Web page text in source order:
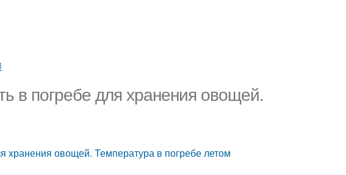
в погребе для хранения овощей.
хранения овощей. Температура в погребе летом